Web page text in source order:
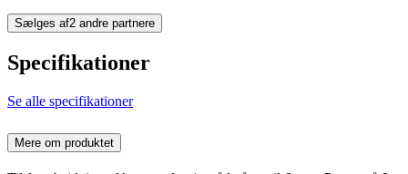
Sælges af2 andre partnere
Specifikationer
Se alle specifikationer
Mere om produktet